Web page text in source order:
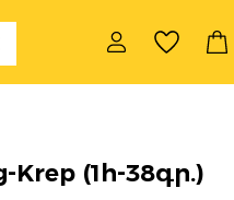
Krep (1հ-38գր.)